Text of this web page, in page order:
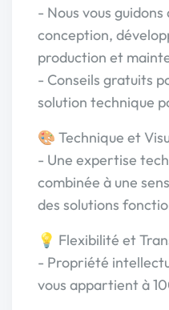
- Nous vous
conception,
production et
- Conseils gratuits
solution technique
🎨 Technique et
- Une expertise
combinée à une
des solutions
💡 Flexibilité et
- Propriété
vous appartient à